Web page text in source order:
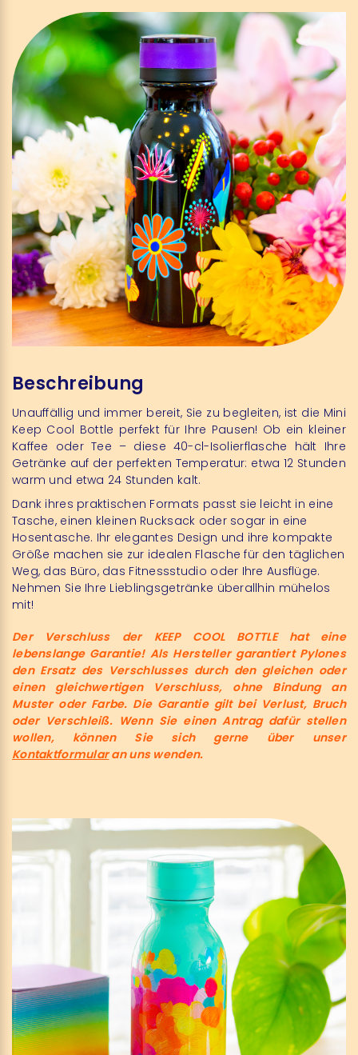
Beschreibung
Unauffällig und immer bereit, Sie zu begleiten, ist die Mini
Keep Cool Bottle perfekt für Ihre Pausen! Ob ein kleiner
Kaffee oder Tee – diese 40-cl-Isolierflasche hält Ihre
Getränke auf der perfekten Temperatur: etwa 12 Stunden
warm und etwa 24 Stunden kalt.
Dank ihres praktischen Formats passt sie leicht in eine
Tasche, einen kleinen Rucksack oder sogar in eine
Hosentasche. Ihr elegantes Design und ihre kompakte
Größe machen sie zur idealen Flasche für den täglichen
Weg, das Büro, das Fitnessstudio oder Ihre Ausflüge.
Nehmen Sie Ihre Lieblingsgetränke überallhin mühelos
mit!
Der Verschluss der KEEP COOL BOTTLE hat eine
lebenslange Garantie! Als Hersteller garantiert Pylones
den Ersatz des Verschlusses durch den gleichen oder
einen gleichwertigen Verschluss, ohne Bindung an
Muster oder Farbe. Die Garantie gilt bei Verlust, Bruch
oder Verschleiß. Wenn Sie einen Antrag dafür stellen
wollen, können Sie sich gerne über unser
Kontaktformularan uns wenden.